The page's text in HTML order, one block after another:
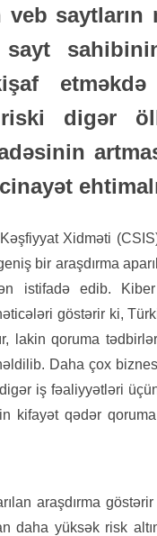
sayt
riski digər
Xidməti
bir araşdırma
istifadə edib.
göstərir ki,
lakin qoruma
Daha çox
digər iş fəaliyyətləri
kifayət qədər
araşdırma
daha yüksək risk